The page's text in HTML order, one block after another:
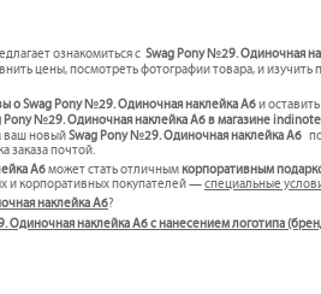
ознакомиться с Swag Pony №29. Одиночная
цены, посмотреть фотографии товара, и
о Swag Pony №29. Одиночная наклейка А6и
Pony №29. Одиночная наклейка А6 в магазине
ваш новыйSwag Pony №29. Одиночная наклейка А6
заказа почтой.
А6может стать отличнымкорпоративным
и корпоративных покупателей —специальные
наклейка А6?
Одиночная наклейка А6 с нанесением логотипа